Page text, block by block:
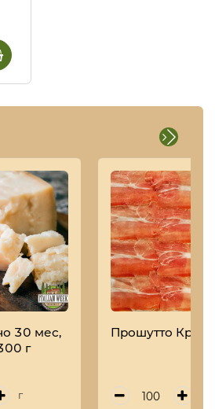
30 мес,
г
г
Прошутто Крудо